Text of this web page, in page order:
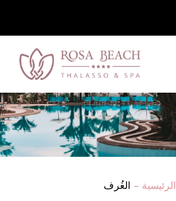
الرئيسية – الغُرف